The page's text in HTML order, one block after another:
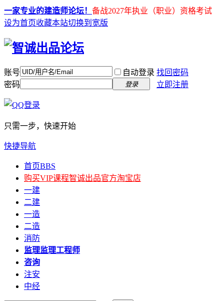
一家专业的建造师论坛！ 备战2027年执业（职业）资格考试
设为首页收藏本站切换到宽版
账号 自动登录 找回密码
密码
登录 立即注册
只需一步，快速开始
快捷导航
首页BBS
购买VIP课程智诚出品官方淘宝店
一建
二建
一造
二造
消防
监理监理工程师
咨询
注安
中经